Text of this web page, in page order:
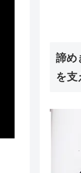
諦め
を支